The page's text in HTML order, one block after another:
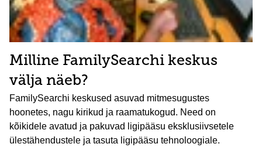
Milline FamilySearchi keskus
välja näeb?
FamilySearchi keskused asuvad mitmesugustes
hoonetes, nagu kirikud ja raamatukogud. Need on
kõikidele avatud ja pakuvad ligipääsu eksklusiivsetele
ülestähendustele ja tasuta ligipääsu tehnoloogiale.